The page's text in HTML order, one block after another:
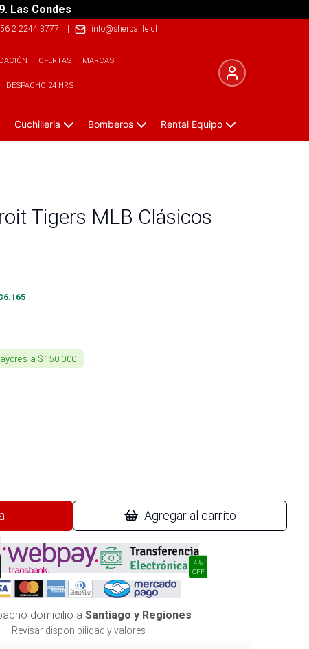
Las Condes
2 2244 3777 | info@sherpalife.cl
OFERTAS MARCAS
DESPACHO 24 HRS
Cuchilleria Bomberos Rental Equipo
Tigers MLB Clásicos
6.165
a $150.000
Agregar al carrito
4%
OFF
domicilio a Santiago y Regiones
Revisar disponibilidad y valores